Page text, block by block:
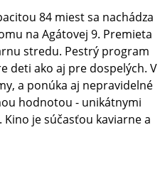
84 miest sa nachádza
na Agátovej 9. Premieta
stredu. Pestrý program
deti ako aj pre dospelých. V
a ponúka aj nepravidelné
hodnotou - unikátnymi
je súčasťou kaviarne a